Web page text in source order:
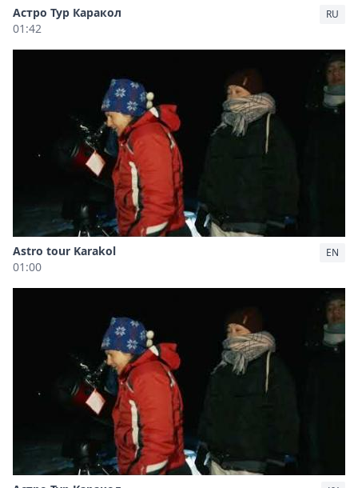
Астро Тур Каракол
01:42
RU
Astro tour Karakol
01:00
EN